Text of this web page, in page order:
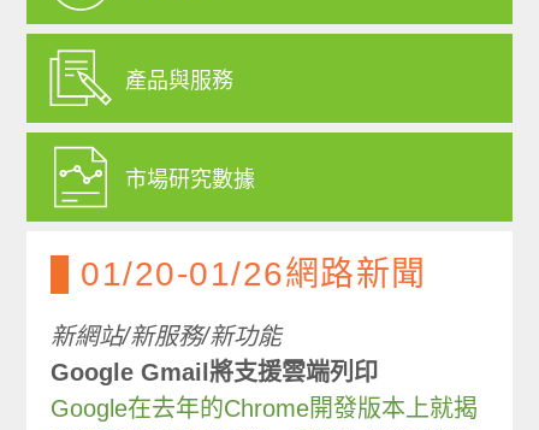
產品與服務
市場研究數據
01/20-01/26網路新聞
新網站/新服務/新功能
Google Gmail將支援雲端列印
Google在去年的Chrome開發版本上就揭